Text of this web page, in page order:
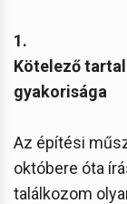
1.
Kötelező
gyakorisága
Az építési
októbere óta
találkozom